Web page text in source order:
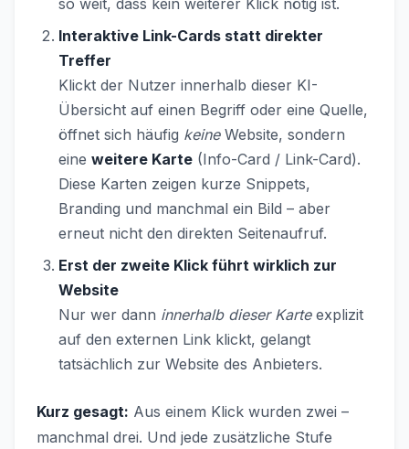
Interaktive Link-Cards statt direkter
Treffer
Klickt der Nutzer innerhalb dieser KI-
Übersicht auf einen Begriff oder eine Quelle,
öffnet sich häufig keineWebsite, sondern
eine weitere Karte (Info-Card / Link-Card).
Diese Karten zeigen kurze Snippets,
Branding und manchmal ein Bild – aber
erneut nicht den direkten Seitenaufruf.
Erst der zweite Klick führt wirklich zur
Website
Nur wer dann innerhalb dieser Karteexplizit
auf den externen Link klickt, gelangt
tatsächlich zur Website des Anbieters.
Kurz gesagt: Aus einem Klick wurden zwei –
manchmal drei. Und jede zusätzliche Stufe